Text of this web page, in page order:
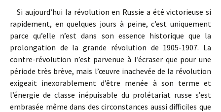
Si aujourd’hui la révolution en Russie a été victorieuse si
rapidement, en quelques jours à peine, c’est uniquement
parce qu’elle n’est dans son essence historique que la
prolongation de la grande révolution de 1905-1907. La
contre-révolution n’est parvenue à l’écraser que pour une
période très brève, mais l’œuvre inachevée de la révolution
exigeait inexorablement d’être menée à son terme et
l’énergie de classe inépuisable du prolétariat russe s’est
embrasée même dans des circonstances aussi difficiles que